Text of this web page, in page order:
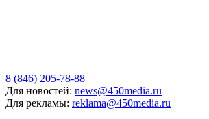
8 (846) 205-78-88
Для новостей: news@450media.ru
Для рекламы: reklama@450media.ru